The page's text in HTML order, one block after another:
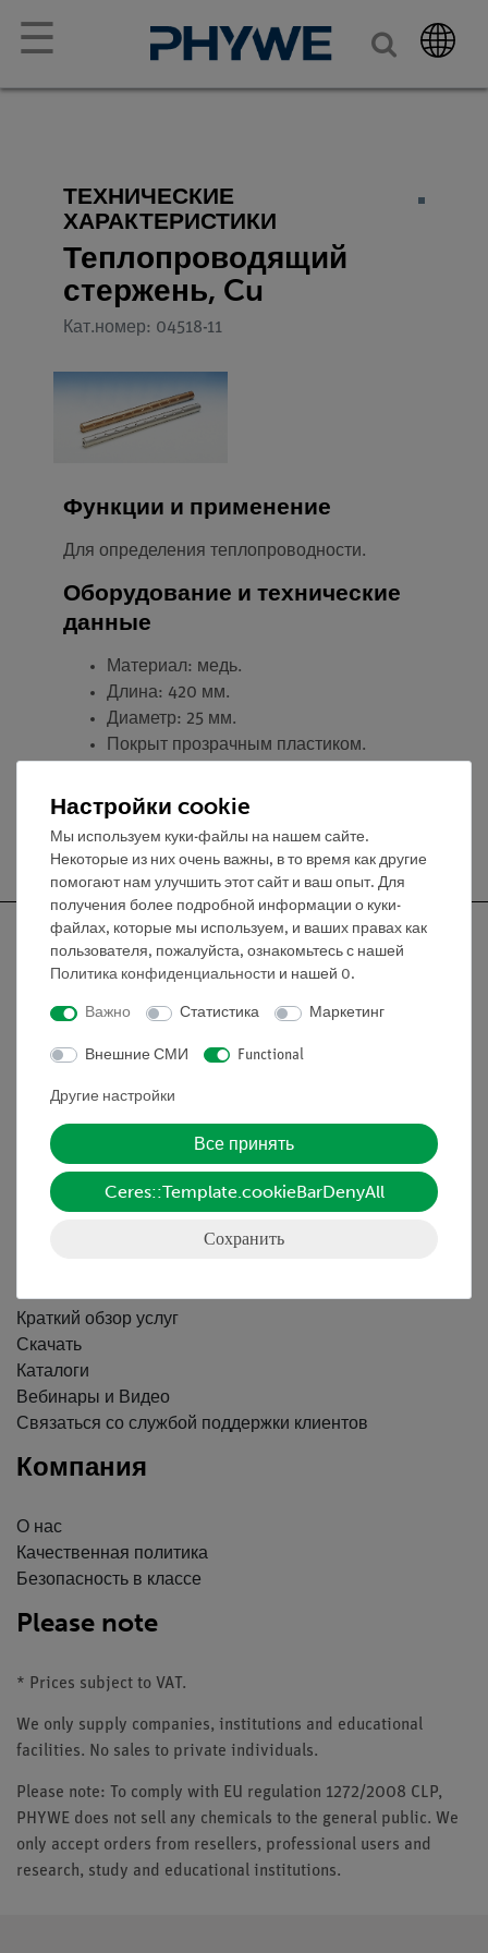
☰
ТЕХНИЧЕСКИЕ
ХАРАКТЕРИСТИКИ
Теплопроводящий
стержень, Cu
Кат.номер: 04518-11
Функции и применение
Для определения теплопроводности.
Оборудование и технические
данные
Материал: медь.
Длина: 420 мм.
Диаметр: 25 мм.
Покрыт прозрачным пластиком.
Nach oben
Контактное лицо
Условия сотрудничества
Декларация о конфиденциальности
Вводные данные
Краткий обзор услуг
Скачать
Каталоги
Вебинары и Видео
Связаться со службой поддержки клиентов
Компания
О нас
Качественная политика
Безопасность в классе
Please note
* Prices subject to VAT.
We only supply companies, institutions and educational
facilities. No sales to private individuals.
Please note: To comply with EU regulation 1272/2008 CLP,
PHYWE does not sell any chemicals to the general public. We
only accept orders from resellers, professional users and
research, study and educational institutions.
Настройки cookie
Мы используем куки-файлы на нашем сайте.
Некоторые из них очень важны, в то время как другие
помогают нам улучшить этот сайт и ваш опыт. Для
получения более подробной информации о куки-
файлах, которые мы используем, и ваших правах как
пользователя, пожалуйста, ознакомьтесь с нашей
Политика конфиденциальности и нашей 0.
Важно Статистика Маркетинг
Внешние СМИ Functional
Другие настройки
Все принять
Ceres::Template.cookieBarDenyAll
Сохранить